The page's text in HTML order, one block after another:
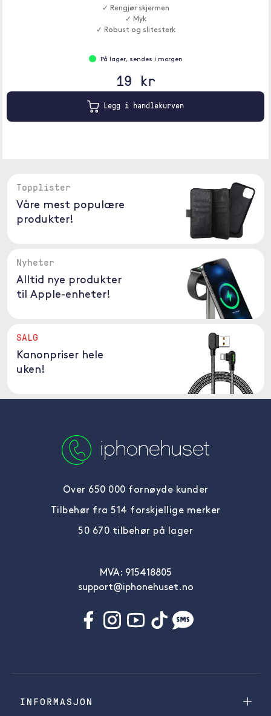
✓ Rengjør skjermen
✓ Myk
✓ Robust og slitesterk
På lager, sendes i morgen
19 kr
Legg i handlekurven
Topplister
Våre mest populære
produkter!
Nyheter
Alltid nye produkter
til Apple-enheter!
SALG
Kanonpriser hele
uken!
Over 650 000 fornøyde kunder
Tilbehør fra 514 forskjellige merker
50 670 tilbehør på lager
MVA: 915418805
support@iphonehuset.no
INFORMASJON